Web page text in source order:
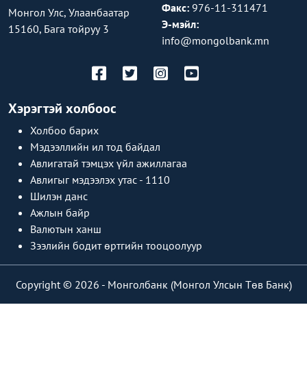
Монгол Улс, Улаанбаатар
15160, Бага тойруу 3
Факс: 976-11-311471
Э-мэйл:
info@mongolbank.mn
Хэрэгтэй холбоос
Холбоо барих
Мэдээллийн ил тод байдал
Авлигатай тэмцэх үйл ажиллагаа
Авлигыг мэдээлэх утас - 1110
Шилэн данс
Ажлын байр
Валютын ханш
Зээлийн бодит өртгийн тооцоолуур
Copyright © 2026 - Монголбанк (Монгол Улсын Төв Банк)